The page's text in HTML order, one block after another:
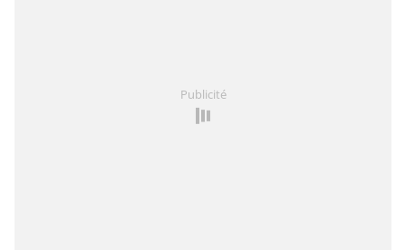
Publicité